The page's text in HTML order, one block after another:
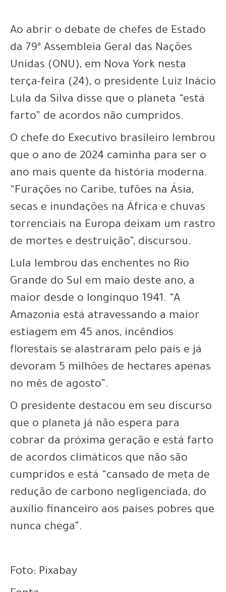
Ao abrir o debate de chefes de Estado
da 79ª Assembleia Geral das Nações
Unidas (ONU), em Nova York nesta
terça-feira (24), o presidente Luiz Inácio
Lula da Silva disse que o planeta “está
farto” de acordos não cumpridos.
O chefe do Executivo brasileiro lembrou
que o ano de 2024 caminha para ser o
ano mais quente da história moderna.
“Furações no Caribe, tufões na Ásia,
secas e inundações na África e chuvas
torrenciais na Europa deixam um rastro
de mortes e destruição”, discursou.
Lula lembrou das enchentes no Rio
Grande do Sul em maio deste ano, a
maior desde o longínquo 1941. “A
Amazonia está atravessando a maior
estiagem em 45 anos, incêndios
florestais se alastraram pelo país e já
devoram 5 milhões de hectares apenas
no mês de agosto”.
O presidente destacou em seu discurso
que o planeta já não espera para
cobrar da próxima geração e está farto
de acordos climáticos que não são
cumpridos e está “cansado de meta de
redução de carbono negligenciada, do
auxílio financeiro aos países pobres que
nunca chega”.
Foto: Pixabay